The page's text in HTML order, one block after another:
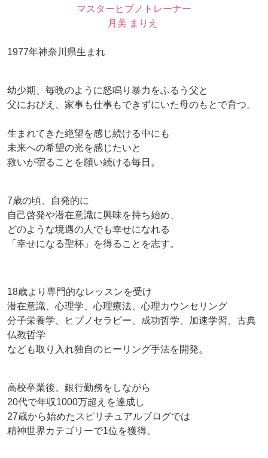
マスターヒプノトレーナー
月美 まりえ
1977年神奈川県生まれ
幼少期、毎晩のように怒鳴り暴力をふるう父と
父におびえ、家事も仕事もできずにいた母のもとで育つ。
生まれてきた絶望を感じ続ける中にも
未来への希望の光を感じたいと
救いが宿ることを願い続ける毎日。
7歳の頃、自発的に
自己啓発や潜在意識に興味を持ち始め、
どのような境遇の人でも幸せになれる
「幸せになる聖杯」を得ることを志す。
18歳より専門的なレッスンを受け
潜在意識、心理学、心理療法、心理カウンセリング
分子栄養学、ヒプノセラピー、成功哲学、加速学習、古典
仏教哲学
なども取り入れ独自のヒーリング手法を開発。
高校卒業後、銀行勤務をしながら
20代で年収1000万超えを達成し
27歳から始めたスピリチュアルブログでは
精神世界カテゴリーで1位を獲得。